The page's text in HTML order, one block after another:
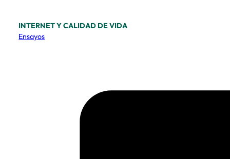
INTERNET Y CALIDAD DE VIDA
Ensayos